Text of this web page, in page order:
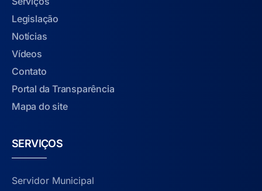
Legislação
Notícias
Vídeos
Contato
Portal da Transparência
Mapa do site
SERVIÇOS
Servidor Municipal